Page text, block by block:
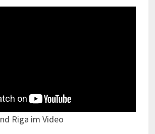
Riga im Video